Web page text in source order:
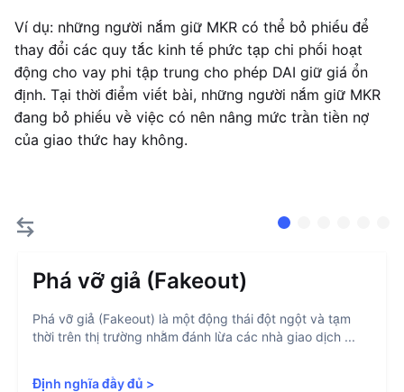
Ví dụ: những người nắm giữ MKR có thể bỏ phiếu để
thay đổi các quy tắc kinh tế phức tạp chi phối hoạt
động cho vay phi tập trung cho phép DAI giữ giá ổn
định. Tại thời điểm viết bài, những người nắm giữ MKR
đang bỏ phiếu về việc có nên nâng mức trần tiền nợ
của giao thức hay không.
Phá vỡ giả (Fakeout)
Phá vỡ giả (Fakeout) là một động thái đột ngột và tạm
thời trên thị trường nhằm đánh lừa các nhà giao dịch ...
Định nghĩa đầy đủ >